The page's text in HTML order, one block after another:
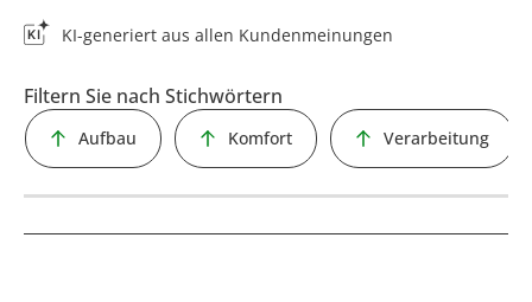
KI-generiert aus allen Kundenmeinungen
Filtern Sie nach Stichwörtern
Aufbau Komfort Verarbeitung